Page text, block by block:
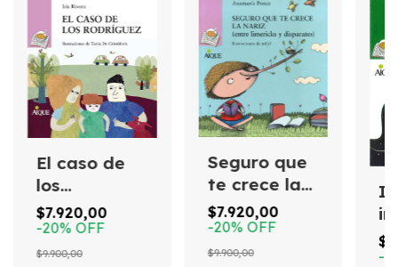
El caso de
los
Rodríguez
$7.920,00
-20% OFF
$9.900,00
Seguro que
te crece la
nariz
$7.920,00
-20% OFF
$9.900,00
-